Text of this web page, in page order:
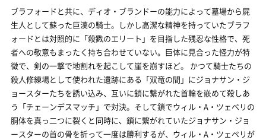
ブラフォードと共に、ディオ・ブランドーの能力によって墓場から屍
生人として蘇った巨漢の騎士。しかし高潔な精神を持っていたブラフ
ォードとは対照的に「殺戮のエリート」を目指した残忍な性格で、死
者への敬意もまったく持ち合わせていない。巨体に見合った怪力が特
徴で、剣の一撃で地割れを起こして崖を崩すほど。 かつて騎士たちの
殺人修練場として使われた遺跡にある「双竜の間」にジョナサン・ジ
ョースターたちを誘い込み、互いに鎖に繋がれた首輪を嵌めて殺しあ
う「チェーンデスマッチ」で対決。そして鎖でウィル・A・ツェペリの
胴体を真っ二つに裂くと同時に、鎖に繋がれていたジョナサン・ジョ
ースターの首の骨を折って一度は勝利するが、ウィル・A・ツェペリが